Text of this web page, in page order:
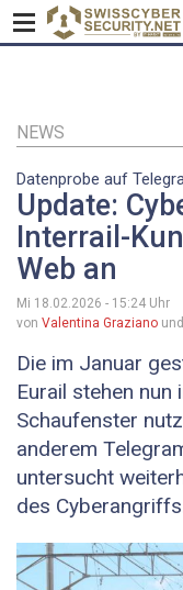
Inhalt
NEWS
Datenprobe auf
Update:
Interrail-
Web an
Mi 18.02.2026 - 15:24 Uhr
von Valentina Graziano und
Die im Januar
Eurail stehen
Schaufenster
anderem
untersucht
des